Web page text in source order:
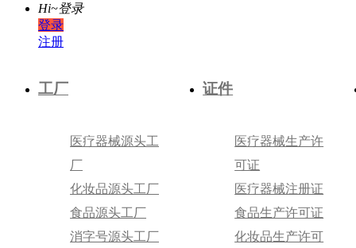
Hi~登录
登录
注册
工厂
医疗器械源头工
厂
化妆品源头工厂
食品源头工厂
消字号源头工厂
证件
医疗器械生产许
可证
医疗器械注册证
食品生产许可证
化妆品生产许可